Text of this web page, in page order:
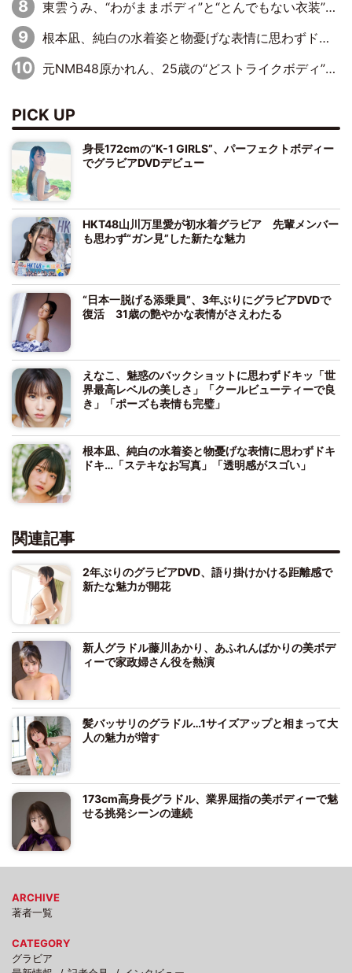
東雲うみ、“わがままボディ”と“とんでもない衣装”で誘惑「パーフェクトなスタイル」「くびれがステキ」「やみつきになるボディ」
根本凪、純白の水着姿と物憂げな表情に思わずドキドキ…「ステキなお写真」「透明感がスゴい」
元NMB48原かれん、25歳の“どストライクボディ”をバリで解禁 169cmモデル体形で挑む初の本格グラビア
PICK UP
身長172cmの“K-1 GIRLS”、パーフェクトボディー
でグラビアDVDデビュー
HKT48山川万里愛が初水着グラビア 先輩メンバー
も思わず“ガン見”した新たな魅力
“日本一脱げる添乗員”、3年ぶりにグラビアDVDで
復活 31歳の艶やかな表情がさえわたる
えなこ、魅惑のバックショットに思わずドキッ「世
界最高レベルの美しさ」「クールビューティーで良
き」「ポーズも表情も完璧」
根本凪、純白の水着姿と物憂げな表情に思わずドキ
ドキ…「ステキなお写真」「透明感がスゴい」
関連記事
2年ぶりのグラビアDVD、語り掛けかける距離感で
新たな魅力が開花
新人グラドル藤川あかり、あふれんばかりの美ボデ
ィーで家政婦さん役を熱演
髪バッサリのグラドル…1サイズアップと相まって大
人の魅力が増す
173cm高身長グラドル、業界屈指の美ボディーで魅
せる挑発シーンの連続
ARCHIVE
著者一覧
CATEGORY
グラビア